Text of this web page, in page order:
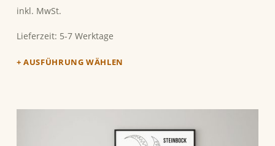
inkl. MwSt.
Lieferzeit: 5-7 Werktage
AUSFÜHRUNG WÄHLEN